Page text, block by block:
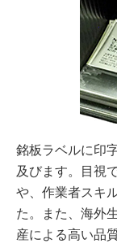
銘板ラベルに印
及びます。目視
や、作業者スキ
た。また、海外
産による高い品